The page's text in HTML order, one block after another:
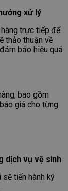
xử lý
trực tiếp để
thảo thuận về
bảo hiệu quả
bao gồm
giá cho từng
dịch vụ vệ sinh
sẽ tiến hành ký